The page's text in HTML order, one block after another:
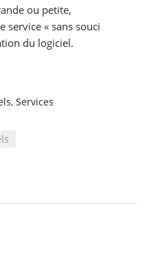
ou petite,
service « sans souci
du logiciel.
, Services